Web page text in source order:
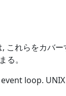
これらをカバ
。
loop. UNIX